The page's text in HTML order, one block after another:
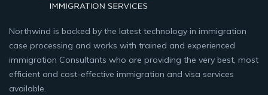
Northwind is backed by the latest technology in immigration
case processing and works with trained and experienced
immigration Consultants who are providing the very best, most
efficient and cost-effective immigration and visa services
available.